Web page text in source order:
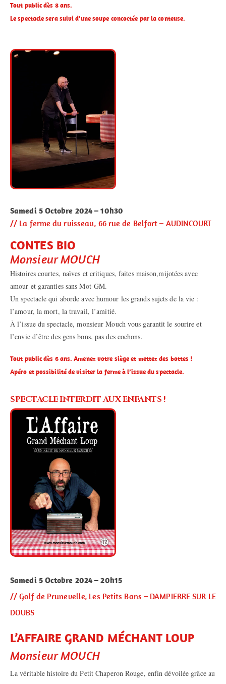
Tout public dès 8 ans.
Le spectacle sera suivi d’une soupe concoctée par la conteuse.
Samedi 5 Octobre 2024 – 10h30
// La ferme du ruisseau, 66 rue de Belfort – AUDINCOURT
CONTES BIO
Monsieur MOUCH
Histoires courtes, naïves et critiques, faites maison,mijotées avec
amour et garanties sans Mot-GM.
Un spectacle qui aborde avec humour les grands sujets de la vie :
l’amour, la mort, la travail, l’amitié.
À l’issue du spectacle, monsieur Mouch vous garantit le sourire et
l’envie d’être des gens bons, pas des cochons.
Tout public dès 6 ans. Amenez votre siège et mettez des bottes !
Apéro et possibilité de visiter la ferme à l’issue du spectacle.
SPECTACLE INTERDIT AUX ENFANTS !
Samedi 5 Octobre 2024 – 20h15
// Golf de Prunevelle, Les Petits Bans – DAMPIERRE SUR LE
DOUBS
L’AFFAIRE GRAND MÉCHANT LOUP
Monsieur MOUCH
La véritable histoire du Petit Chaperon Rouge, enfin dévoilée grâce au